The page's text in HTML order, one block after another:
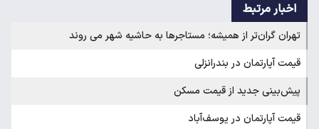
اخبار مرتبط
تهران گران‌تر از همیشه؛ مستاجرها به حاشیه شهر می روند
قیمت آپارتمان در بندرانزلی
پیش‌بینی جدید از قیمت مسکن
قیمت آپارتمان در یوسف‌آباد